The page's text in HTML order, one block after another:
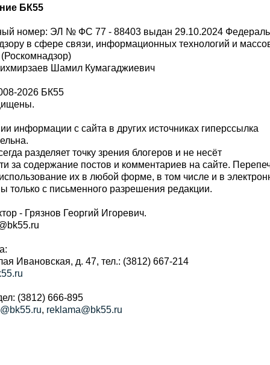
БК55
номер: ЭЛ № ФС 77 - 88403 выдан 29.10.2024
в сфере связи, информационных технологий и
Шамил Кумагаджиевич
2026 БК55
информации с сайта в других источниках гиперссылка
разделяет точку зрения блогеров и не несёт
за содержание постов и комментариев на сайте.
их в любой форме, в том числе и в
с письменного разрешения редакции.
- Грязнов Георгий Игоревич.
Ивановская, д. 47, тел.: (3812) 667-214
(3812) 666-895
, reklama@bk55.ru